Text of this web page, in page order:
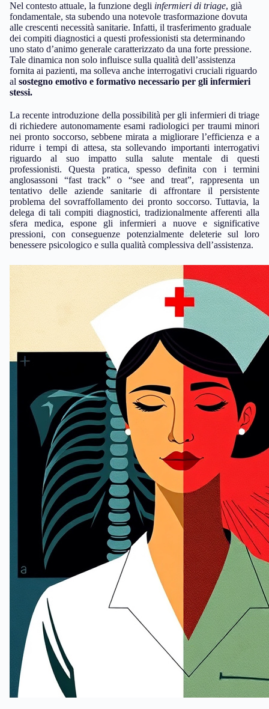
Nel contesto attuale, la funzione degli infermieri di triage, già
fondamentale, sta subendo una notevole trasformazione dovuta
alle crescenti necessità sanitarie. Infatti, il trasferimento graduale
dei compiti diagnostici a questi professionisti sta determinando
uno stato d’animo generale caratterizzato da una forte pressione.
Tale dinamica non solo influisce sulla qualità dell’assistenza
fornita ai pazienti, ma solleva anche interrogativi cruciali riguardo
al sostegno emotivo e formativo necessario per gli infermieri
stessi.
La recente introduzione della possibilità per gli infermieri di triage
di richiedere autonomamente esami radiologici per traumi minori
nei pronto soccorso, sebbene mirata a migliorare l’efficienza e a
ridurre i tempi di attesa, sta sollevando importanti interrogativi
riguardo al suo impatto sulla salute mentale di questi
professionisti. Questa pratica, spesso definita con i termini
anglosassoni “fast track” o “see and treat”, rappresenta un
tentativo delle aziende sanitarie di affrontare il persistente
problema del sovraffollamento dei pronto soccorso. Tuttavia, la
delega di tali compiti diagnostici, tradizionalmente afferenti alla
sfera medica, espone gli infermieri a nuove e significative
pressioni, con conseguenze potenzialmente deleterie sul loro
benessere psicologico e sulla qualità complessiva dell’assistenza.